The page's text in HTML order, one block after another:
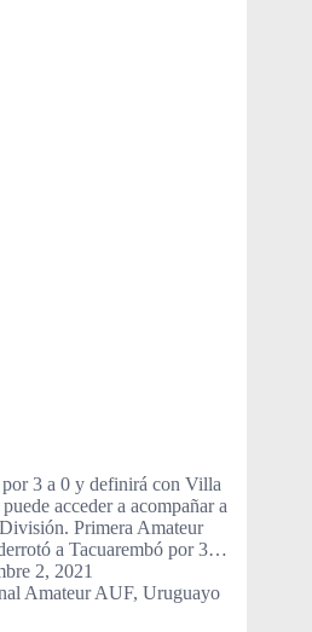
3 a 0 y definirá con Villa
acceder a acompañar a
Primera Amateur
a Tacuarembó por 3…
2, 2021
Amateur AUF, Uruguayo